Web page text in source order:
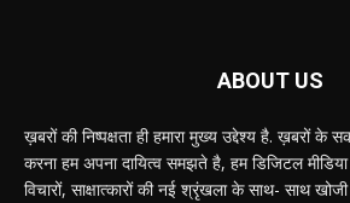
ABOUT US
ख़बरों की निष्पक्षता ही हमारा मुख्य उद्देश्य है. ख़बरों के
करना हम अपना दायित्व समझते है, हम डिजिटल मीडिया
विचारों, साक्षात्कारों की नई श्रृंखला के साथ- साथ